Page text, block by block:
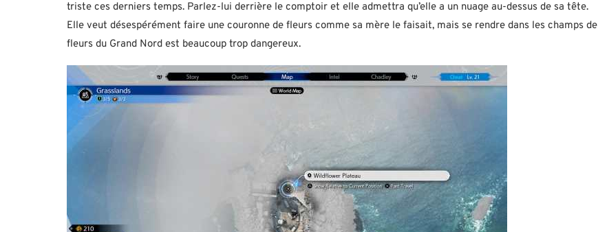
triste ces derniers temps. Parlez-lui derrière le comptoir et elle admettra qu’elle a un nuage au-dessus de sa tête.
Elle veut désespérément faire une couronne de fleurs comme sa mère le faisait, mais se rendre dans les champs de
fleurs du Grand Nord est beaucoup trop dangereux.